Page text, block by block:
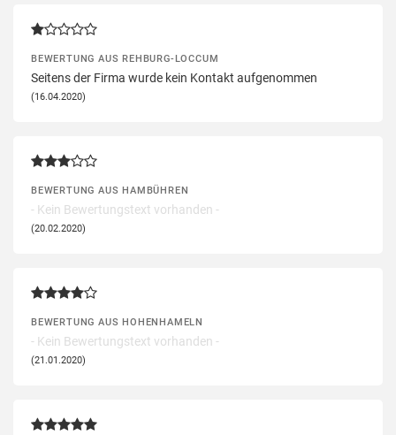
BEWERTUNG AUS REHBURG-LOCCUM
Seitens der Firma wurde kein Kontakt aufgenommen
(16.04.2020)
BEWERTUNG AUS HAMBÜHREN
- Kein Bewertungstext vorhanden -
(20.02.2020)
BEWERTUNG AUS HOHENHAMELN
- Kein Bewertungstext vorhanden -
(21.01.2020)